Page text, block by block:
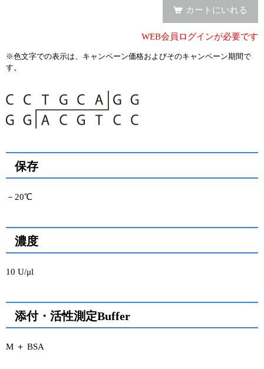
細胞選択ガイド
エピジェネティクス実験ガイド
RNAi実験ガイド
プロトコール集
ユーザーズボイス集
Q&A
※色文字での表示は、キャンペーン価格およびそのキャンペーン期間で
す。
カートにいれる
WEB会員ログインが必要です
保存
－20℃
濃度
10 U/μl
添付・活性測定Buffer
M ＋ BSA